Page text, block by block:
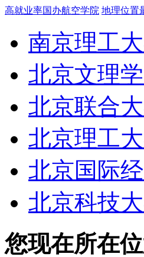
高就业率国办航空学院 地理位置
南京理工
北京文理
北京联合
北京理工
北京国际
北京科技
您现在所在位